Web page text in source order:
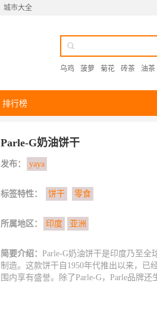
城市大全
乌鸡 菠萝 菊花 砖茶 油茶
排行榜
Parle-G奶油饼干
发布： yaya
标签特性： 饼干 零食
所属地区： 印度 亚洲
简要介绍： Parle-G奶油饼干是印度乃至全
制造。这款饼干自1950年代推出以来，已
围内享有盛誉。除了Parle-G，Parle品牌